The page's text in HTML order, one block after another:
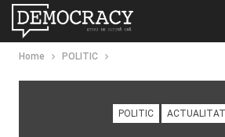
Home POLITIC
POLITIC